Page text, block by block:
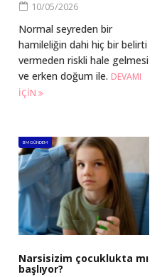
10/05/2026
Normal seyreden bir
hamileliğin dahi hiç bir belirti
vermeden riskli hale gelmesi
ve erken doğum ile. DEVAMI
IÇIN
BM GÜNDEM
Narsisizim çocuklukta mı
başlıyor?